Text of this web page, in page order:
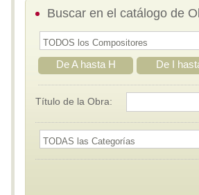
Buscar en el catálogo de
De A hasta H De I
Título de la Obra: